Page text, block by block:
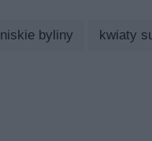
niskie byliny kwiaty